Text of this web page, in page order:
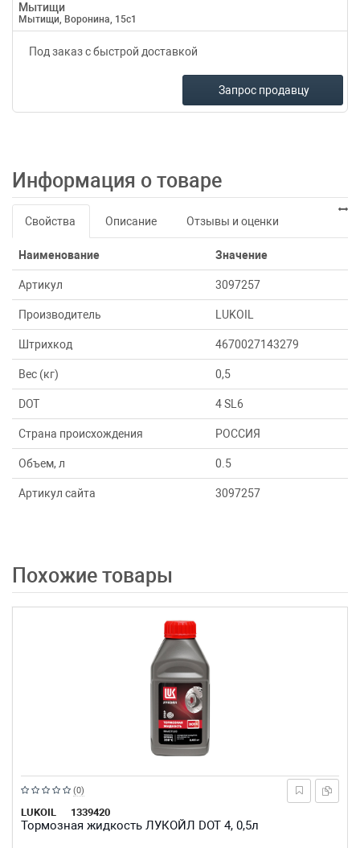
Мытищи
Мытищи, Воронина, 15с1
Под заказ с быстрой доставкой
Запрос продавцу
Информация о товаре
Свойства Описание Отзывы и оценки
Наименование Значение
Артикул 3097257
Производитель LUKOIL
Штрихкод 4670027143279
Вес (кг) 0,5
DOT 4 SL6
Страна происхождения РОССИЯ
Объем, л 0.5
Артикул сайта 3097257
Похожие товары
LUKOIL 1339420
Тормозная жидкость ЛУКОЙЛ DOT 4, 0,5л
Рейтинг:
из
(0)